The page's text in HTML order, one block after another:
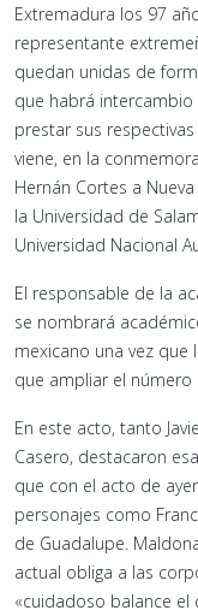
Extremadura los 97
representante
quedan unidas de
que habrá
prestar sus
viene, en la
Hernán Cortes a
la Universidad de
Universidad Nacional
El responsable de la
se nombrará
mexicano una vez que
que ampliar el
En este acto, tanto
Casero, destacaron
que con el acto de
personajes como
de Guadalupe.
actual obliga a las
«cuidadoso balance el